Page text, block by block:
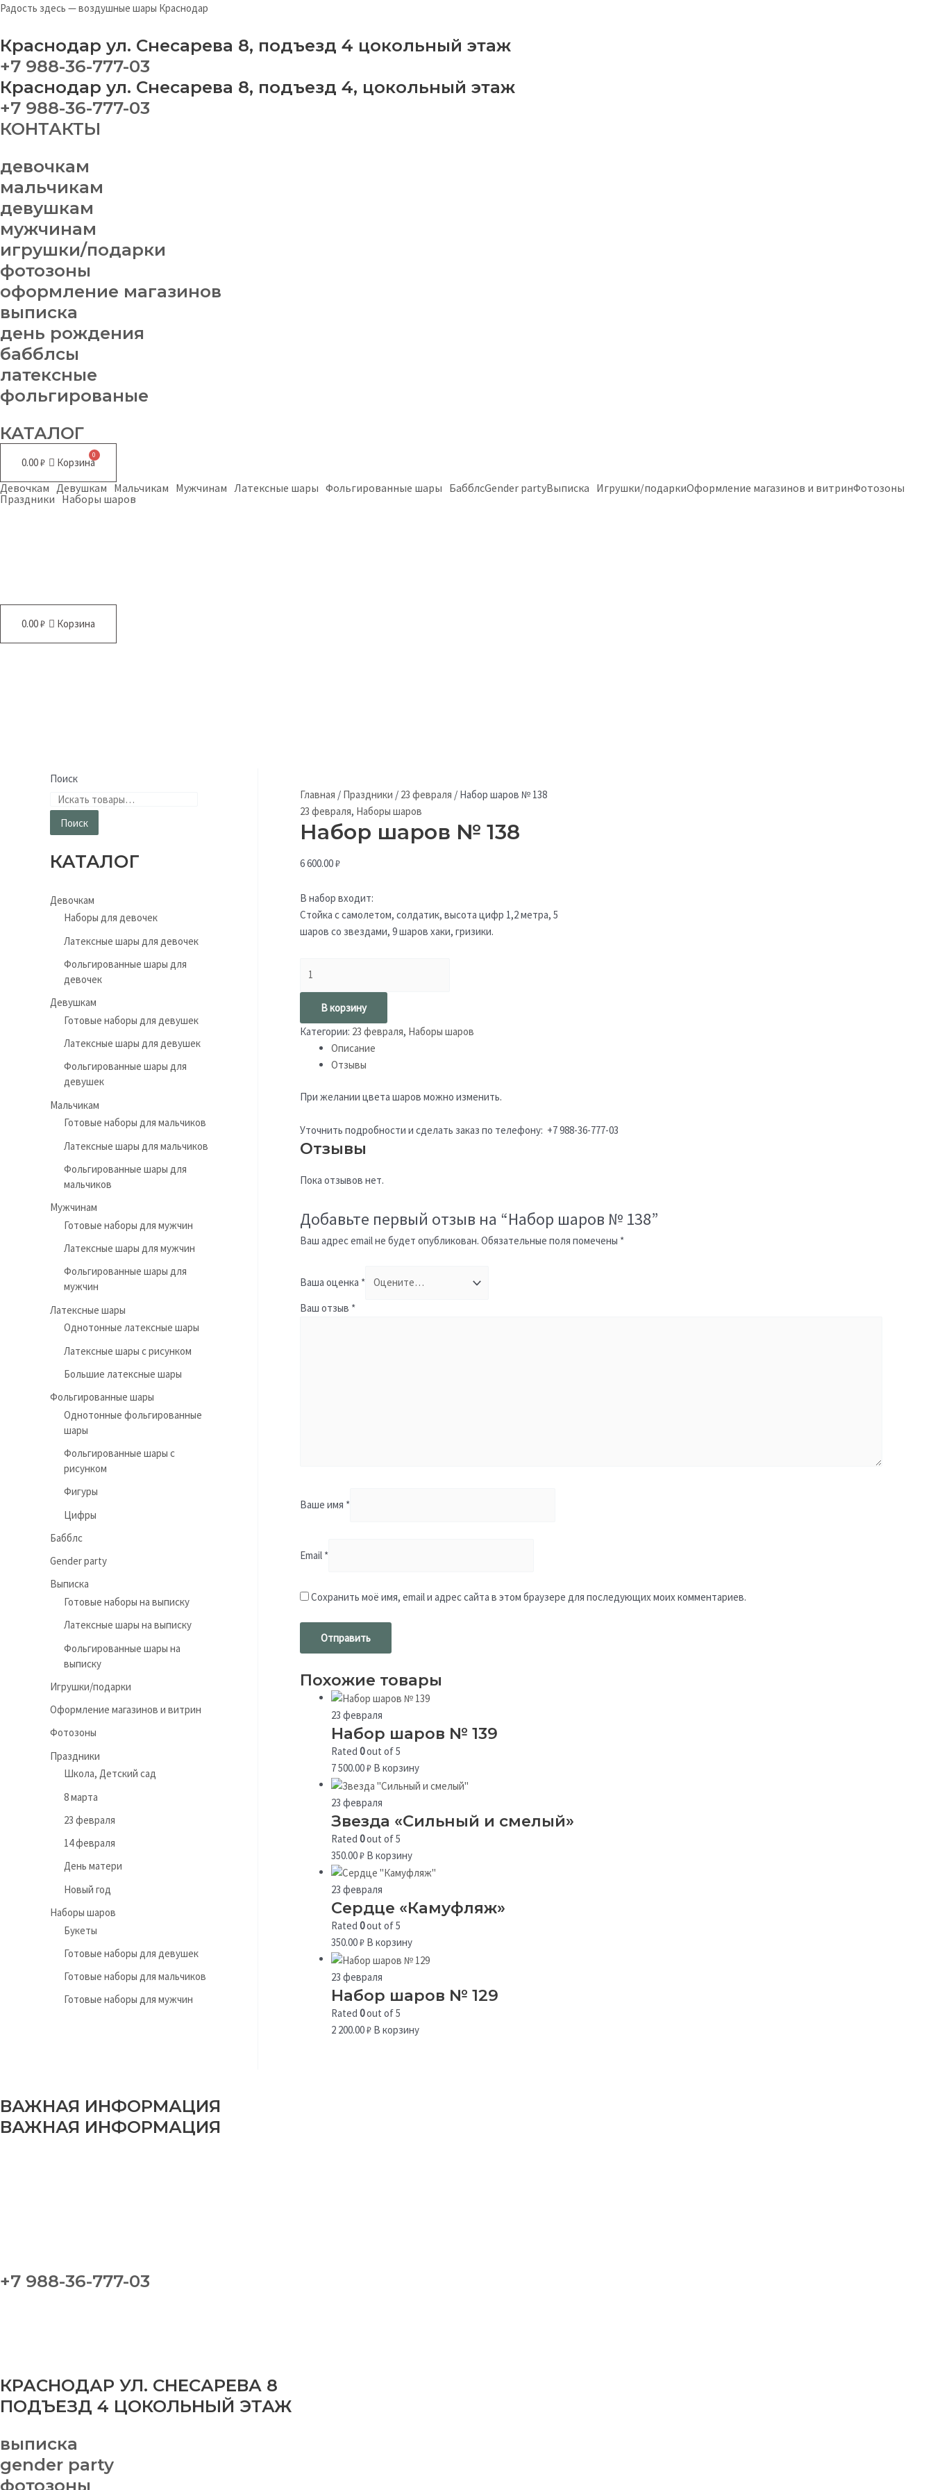
Перейти
содержимому
Радость здесь — воздушные шары Краснодар
Краснодар ул. Снесарева 8, подъезд 4 цокольный этаж
+7 988-36-777-03
Краснодар ул. Снесарева 8, подъезд 4, цокольный этаж
+7 988-36-777-03
КОНТАКТЫ
девочкам
мальчикам
девушкам
мужчинам
игрушки/подарки
фотозоны
оформление магазинов
выписка
день рождения
бабблсы
латексные
фольгированые
КАТАЛОГ
0.00₽ Корзина
Девочкам Девушкам Мальчикам Мужчинам Латексные шары Фольгированные шары БабблсGender partyВыписка Игрушки/подаркиОформление магазинов и витринФотозоны
Праздники Наборы шаров
0.00₽ Корзина
Поиск
Поиск
КАТАЛОГ
Девочкам
Наборы для девочек
Латексные шары для девочек
Фольгированные шары для
девочек
Девушкам
Готовые наборы для девушек
Латексные шары для девушек
Фольгированные шары для
девушек
Мальчикам
Готовые наборы для мальчиков
Латексные шары для мальчиков
Фольгированные шары для
мальчиков
Мужчинам
Готовые наборы для мужчин
Латексные шары для мужчин
Фольгированные шары для
мужчин
Латексные шары
Однотонные латексные шары
Латексные шары с рисунком
Большие латексные шары
Фольгированные шары
Однотонные фольгированные
шары
Фольгированные шары с
рисунком
Фигуры
Цифры
Бабблс
Gender party
Выписка
Готовые наборы на выписку
Латексные шары на выписку
Фольгированные шары на
выписку
Игрушки/подарки
Оформление магазинов и витрин
Фотозоны
Праздники
Школа, Детский сад
8 марта
23 февраля
14 февраля
День матери
Новый год
Наборы шаров
Букеты
Готовые наборы для девушек
Готовые наборы для мальчиков
Готовые наборы для мужчин
Главная / Праздники / 23 февраля / Набор шаров № 138
23 февраля, Наборы шаров
Набор шаров № 138
6 600.00₽
В набор входит:
Стойка с самолетом, солдатик, высота цифр 1,2 метра, 5
шаров со звездами, 9 шаров хаки, гризики.
№
В корзину
Категории: 23 февраля, Наборы шаров
Описание
Отзывы
При желании цвета шаров можно изменить.
Уточнить подробности и сделать заказ по телефону: +7 988-36-777-03
Отзывы
Пока отзывов нет.
Добавьте первый отзыв на “Набор шаров № 138”
Ваш адрес email не будет опубликован. Обязательные поля помечены *
Ваша оценка *
Ваш отзыв *
Ваше имя *
Email *
Сохранить моё имя, email и адрес сайта в этом браузере для последующих моих комментариев.
Похожие товары
23 февраля
Набор шаров № 139
Rated 0out of 5
7 500.00₽ В корзину
23 февраля
Звезда «Сильный и смелый»
Rated 0out of 5
350.00₽ В корзину
23 февраля
Сердце «Камуфляж»
Rated 0out of 5
350.00₽ В корзину
23 февраля
Набор шаров № 129
Rated 0out of 5
2 200.00₽ В корзину
ВАЖНАЯ ИНФОРМАЦИЯ
ВАЖНАЯ ИНФОРМАЦИЯ
+7 988-36-777-03
КРАСНОДАР УЛ. СНЕСАРЕВА 8
ПОДЪЕЗД 4 ЦОКОЛЬНЫЙ ЭТАЖ
выписка
gender party
фотозоны